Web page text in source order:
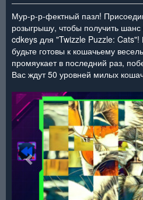
Мур-р-р-фектный пазл!
розыгрышу, чтобы получить
cdkeys для "Twizzle Puzzle:
будьте готовы к кошачьему
промяукает в последний раз,
Вас ждут 50 уровней милых
<